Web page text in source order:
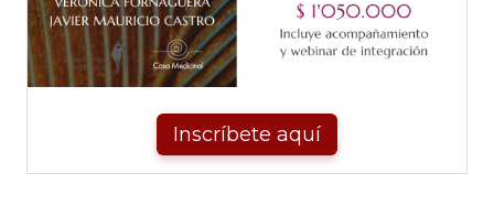
Inscríbete aquí